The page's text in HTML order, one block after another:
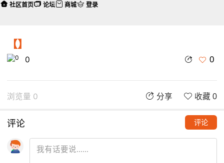
【】
0 0
浏览量 0 分享 收藏 0
评论 评论
社区首页 论坛 商城 登录